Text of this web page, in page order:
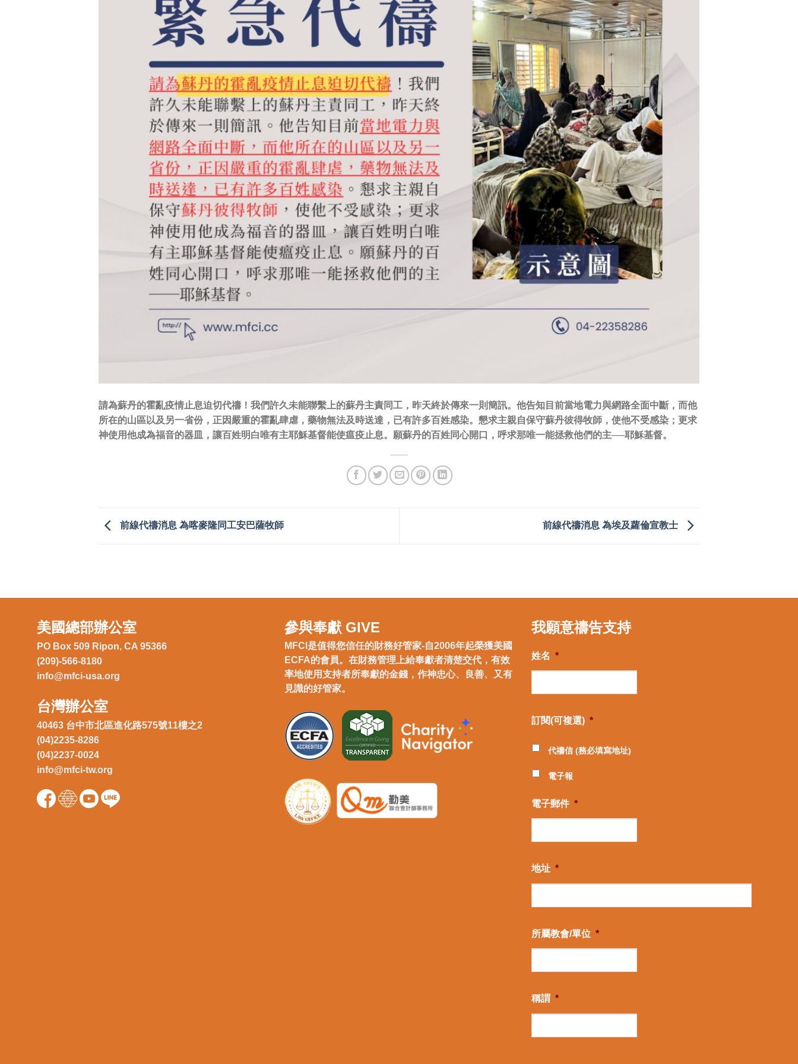
請為蘇丹的霍亂疫情止息迫切代禱！我們許久未能聯繫上的蘇丹主責同工，昨天終於傳來一則簡訊。他告知目前當地電力與網路全面中斷，而他
所在的山區以及另一省份，正因嚴重的霍亂肆虐，藥物無法及時送達，已有許多百姓感染。懇求主親自保守蘇丹彼得牧師，使他不受感染；更求
神使用他成為福音的器皿，讓百姓明白唯有主耶穌基督能使瘟疫止息。願蘇丹的百姓同心開口，呼求那唯一能拯救他們的主──耶穌基督。
前線代禱消息 為喀麥隆同工安巴薩牧師 前線代禱消息 為埃及蘿倫宣教士
美國總部辦公室
PO Box 509 Ripon, CA 95366
(209)-566-8180
info@mfci-usa.org
台灣辦公室
40463 台中市北區進化路575號11樓之2
(04)2235-8286
(04)2237-0024
info@mfci-tw.org
參與奉獻 GIVE
MFCI是值得您信任的財務好管家-自2006年起榮獲美國
ECFA的會員。在財務管理上給奉獻者清楚交代，有效
率地使用支持者所奉獻的金錢，作神忠心、良善、又有
見識的好管家。
我願意禱告支持
姓名 *
訂閱(可複選) *
代禱信 (務必填寫地址)
電子報
電子郵件 *
地址 *
所屬教會/單位 *
稱謂 *